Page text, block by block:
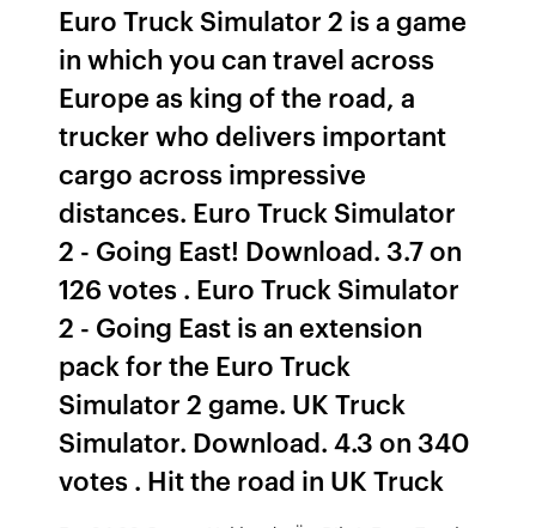
Euro Truck Simulator 2 is a game
in which you can travel across
Europe as king of the road, a
trucker who delivers important
cargo across impressive
distances. Euro Truck Simulator
2 - Going East! Download. 3.7 on
126 votes . Euro Truck Simulator
2 - Going East is an extension
pack for the Euro Truck
Simulator 2 game. UK Truck
Simulator. Download. 4.3 on 340
votes . Hit the road in UK Truck